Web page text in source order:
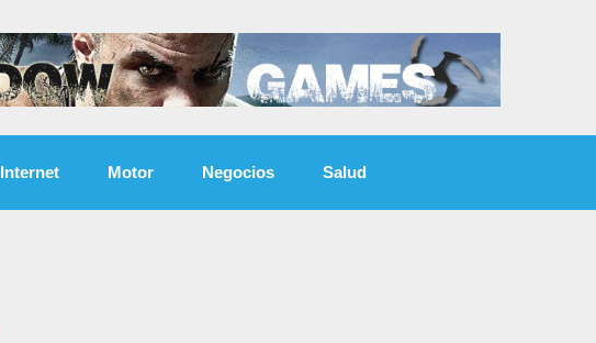
Internet Motor Negocios Salud